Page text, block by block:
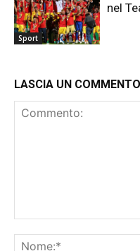
Sport
nel
LASCIA UN COMMENTO